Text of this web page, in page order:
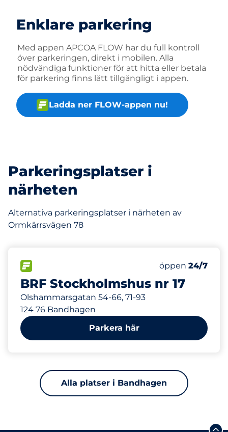
Enklare parkering
Med appen APCOA FLOW har du full kontroll
över parkeringen, direkt i mobilen. Alla
nödvändiga funktioner för att hitta eller betala
för parkering finns lätt tillgängligt i appen.
Ladda ner FLOW-appen nu!
Parkeringsplatser i
närheten
Alternativa parkeringsplatser i närheten av
Ormkärrsvägen 78
BRF Stockholmshus nr 17
Olshammarsgatan 54-66, 71-93
124 76 Bandhagen
Antal
Totalt antal
Fredag
öppen 24/7
650 m
Parkera här
Alla platser i Bandhagen